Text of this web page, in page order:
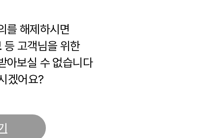
를 해제하시면
등 고객님을 위한
아보실 수 없습니다
겠어요?